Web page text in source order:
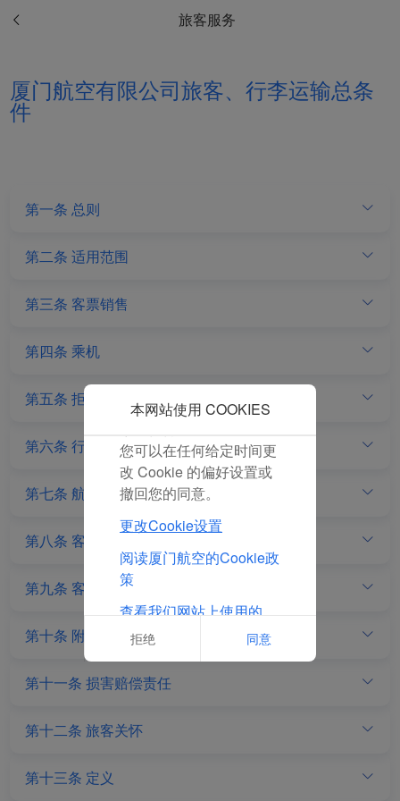
旅客服务
厦门航空有限公司旅客、行李运输总条
件
第一条 总则
第二条 适用范围
第三条 客票销售
第四条 乘机
第五条 拒绝运输和限制运输
第六条 行李运输
第七条 航班提前、延误、取消及备降
第八条 客票变更
第九条 客票退票
第十条 附加服务
第十一条 损害赔偿责任
第十二条 旅客关怀
第十三条 定义
本网站使用 COOKIES
Xiamenair.com使用功能
并为您提供最佳的用户体
验。 使用本网站，功能型
息。 通过放置这些
方可以跟踪您的互联网行
放置所有的营销Cookie。
点击“拒绝”，我们将不会
您可以在任何给定时间更
改 Cookie 的偏好设置或
撤回您的同意。
更改Cookie设置
阅读厦门航空的Cookie政
策
查看我们网站上使用的
Cookie的完整列表
拒绝 同意